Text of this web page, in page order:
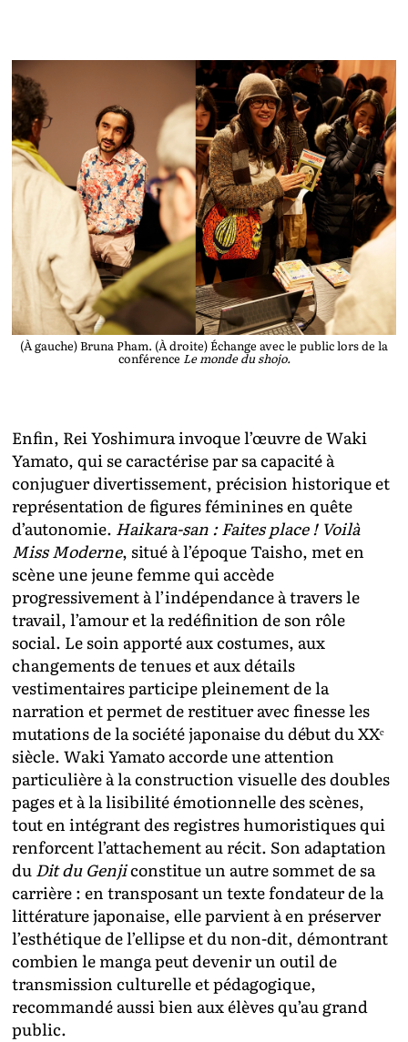
(À gauche) Bruna Pham. (À droite) Échange avec le public lors de la
conférence Le monde du shojo.
Enfin, Rei Yoshimura invoque l’œuvre de Waki
Yamato, qui se caractérise par sa capacité à
conjuguer divertissement, précision historique et
représentation de figures féminines en quête
d’autonomie. Haikara-san : Faites place ! Voilà
Miss Moderne, situé à l’époque Taisho, met en
scène une jeune femme qui accède
progressivement à l’indépendance à travers le
travail, l’amour et la redéfinition de son rôle
social. Le soin apporté aux costumes, aux
changements de tenues et aux détails
vestimentaires participe pleinement de la
narration et permet de restituer avec finesse les
mutations de la société japonaise du début du XXᵉ
siècle. Waki Yamato accorde une attention
particulière à la construction visuelle des doubles
pages et à la lisibilité émotionnelle des scènes,
tout en intégrant des registres humoristiques qui
renforcent l’attachement au récit. Son adaptation
du Dit du Genjiconstitue un autre sommet de sa
carrière : en transposant un texte fondateur de la
littérature japonaise, elle parvient à en préserver
l’esthétique de l’ellipse et du non-dit, démontrant
combien le manga peut devenir un outil de
transmission culturelle et pédagogique,
recommandé aussi bien aux élèves qu’au grand
public.